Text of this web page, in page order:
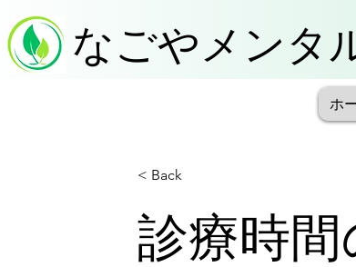
なごやメンタ
ホ
< Back
診療時